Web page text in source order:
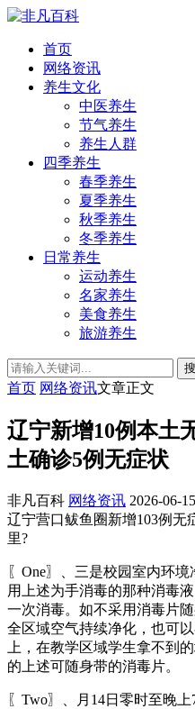
首页
网络资讯
养生文化
中医养生
节气养生
养生人群
四季养生
春季养生
夏季养生
秋季养生
冬季养生
日常养生
运动养生
名家养生
美食养生
旅游养生
首页 网络资讯文章正文
辽宁新增10例本土
土确诊5例无症状
非凡百科 网络资讯 2026-06-
辽宁营口鲅鱼圈新增103例无
里?
〖One〗、三是校园室内环
用上述为手消毒的那种消毒
一次消毒。如不采用消毒片
全区域空气持续净化，也可
上，在教学区域学生拿不到
的上述可随身带的消毒片。
〖Two〗、月14日零时至晚